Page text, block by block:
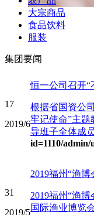
大宗商品
食品饮料
服装
集团要闻
17
2019/6
恒一公司召开“
根据省国资公
牢记使命”主
导班子全体成
id=1110/admin/
31
2019/5
2019福州“渔
2019福州“渔
国际渔业博览